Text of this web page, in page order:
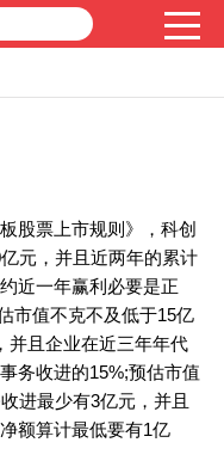
票上市规则》，科创
元，并且近两年的累计
近一年赢利必要是正
市值不克不及低于15亿
并且企业在近三年年代
务收进的15%;预估市值
进最少有3亿元，并且
额算计最低要有1亿